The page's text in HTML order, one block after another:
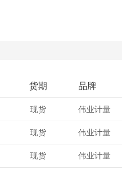
货期 品牌
现货 伟业计量
现货 伟业计量
现货 伟业计量